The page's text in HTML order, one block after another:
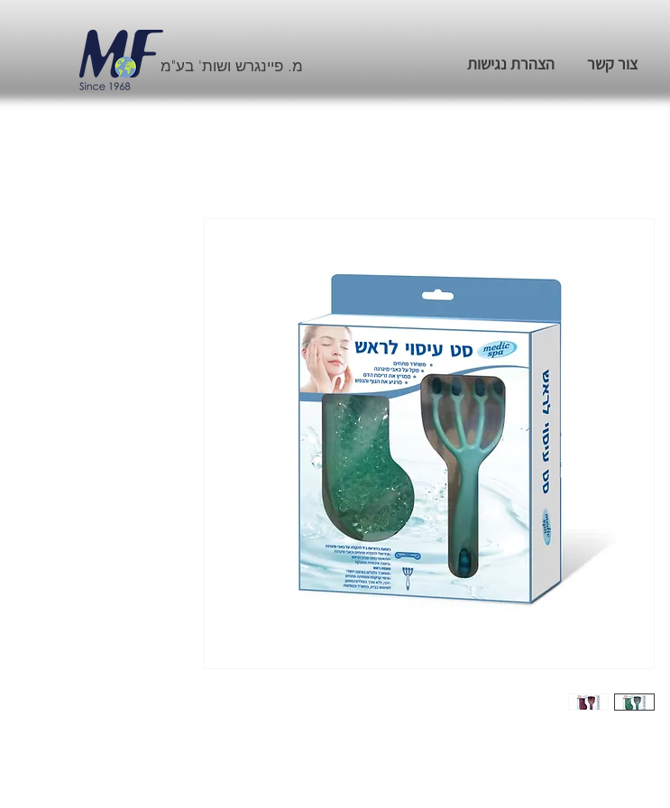
מ. פיינגרש ושות' בע"מ צור קשר הצהרת נגישות